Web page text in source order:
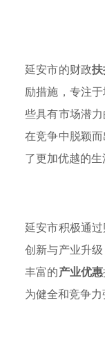
延安市的财政
励措施，专注
些具有市场潜
在竞争中脱颖
了更加优越的生
延安市积极通
创新与产业升
丰富的产业优惠
为健全和竞争